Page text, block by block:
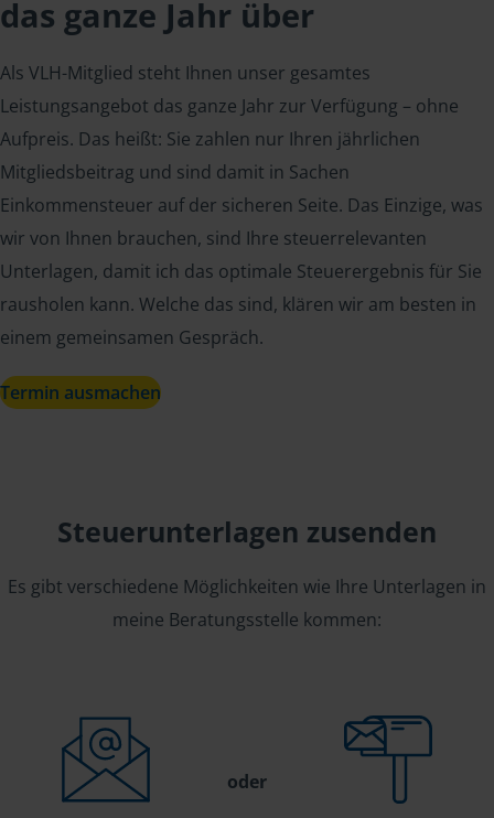
das ganze Jahr über
Als VLH-Mitglied steht Ihnen unser gesamtes
Leistungsangebot das ganze Jahr zur Verfügung – ohne
Aufpreis. Das heißt: Sie zahlen nur Ihren jährlichen
Mitgliedsbeitrag und sind damit in Sachen
Einkommensteuer auf der sicheren Seite. Das Einzige, was
wir von Ihnen brauchen, sind Ihre steuerrelevanten
Unterlagen, damit ich das optimale Steuerergebnis für Sie
rausholen kann. Welche das sind, klären wir am besten in
einem gemeinsamen Gespräch.
Termin ausmachen
Steuerunterlagen zusenden
Es gibt verschiedene Möglichkeiten wie Ihre Unterlagen in
meine Beratungsstelle kommen:
oder